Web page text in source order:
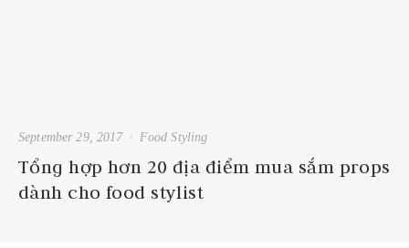
Tổng hợp hơn 20 địa điểm mua sắm props
dành cho food stylist
Food Styling
September 29, 2017